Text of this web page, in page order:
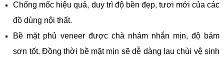
Chống mốc hiệu quả, duy trì độ bền đẹp, tươi mới của các
đồ dùng nội thất.
Bề mặt phủ veneer được chà nhám nhắn mịn, độ bám
sơn tốt. Đồng thời bề mặt mịn sẽ dễ dàng lau chùi vệ sinh